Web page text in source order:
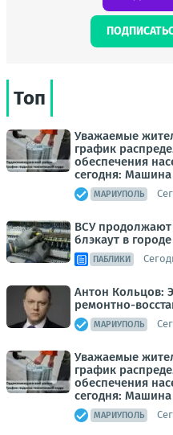
Топ
Уважаемые
график
обеспечения
сегодня:
МАРИУПОЛЬ
ВСУ
блэкаут в
ПАБЛИКИ
Антон Кольцов:
ремонтно-
МАРИУПОЛЬ
Уважаемые
график
обеспечения
сегодня:
МАРИУПОЛЬ